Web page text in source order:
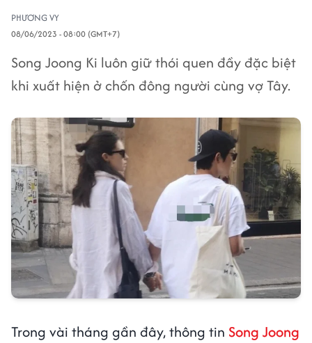
PHƯƠNG VY
08/06/2023 - 08:00 (GMT+7)
Song Joong Ki luôn giữ thói quen đầy đặc biệt
khi xuất hiện ở chốn đông người cùng vợ Tây.
Trong vài tháng gần đây, thông tin Song Joong